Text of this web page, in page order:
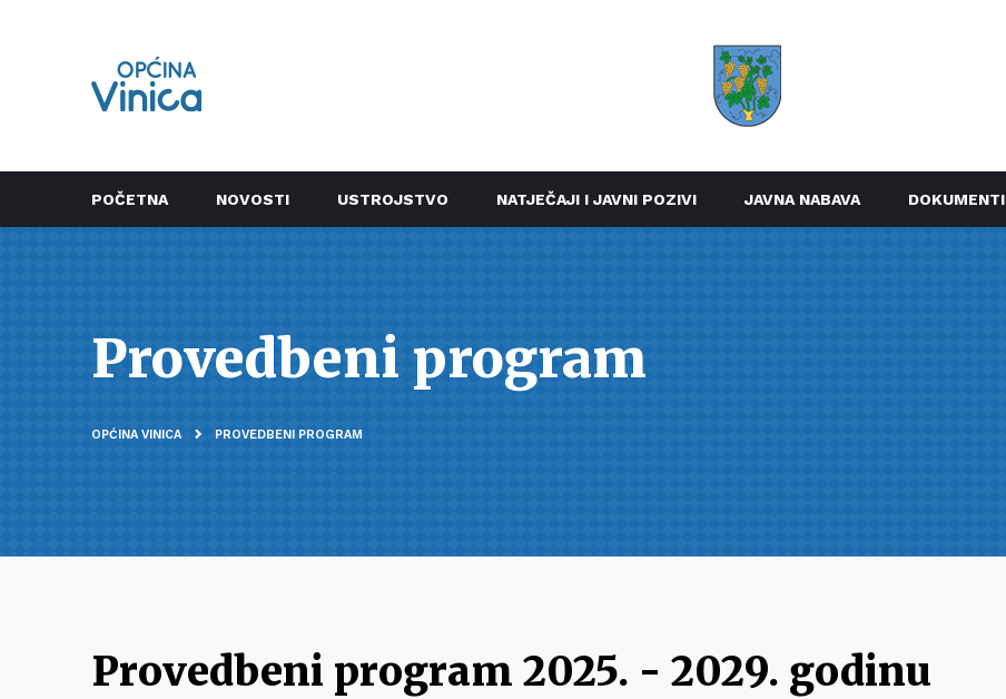
POČETNA NOVOSTI USTROJSTVO NATJEČAJI I JAVNI POZIVI JAVNA NABAVA DOKUMENTI
Provedbeni program
OPĆINA VINICA PROVEDBENI PROGRAM
Provedbeni program 2025. - 2029. godinu